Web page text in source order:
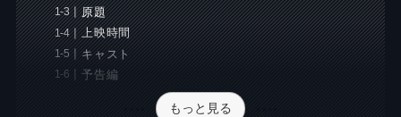
原題
上映時間
キャスト
予告編
もっと見る